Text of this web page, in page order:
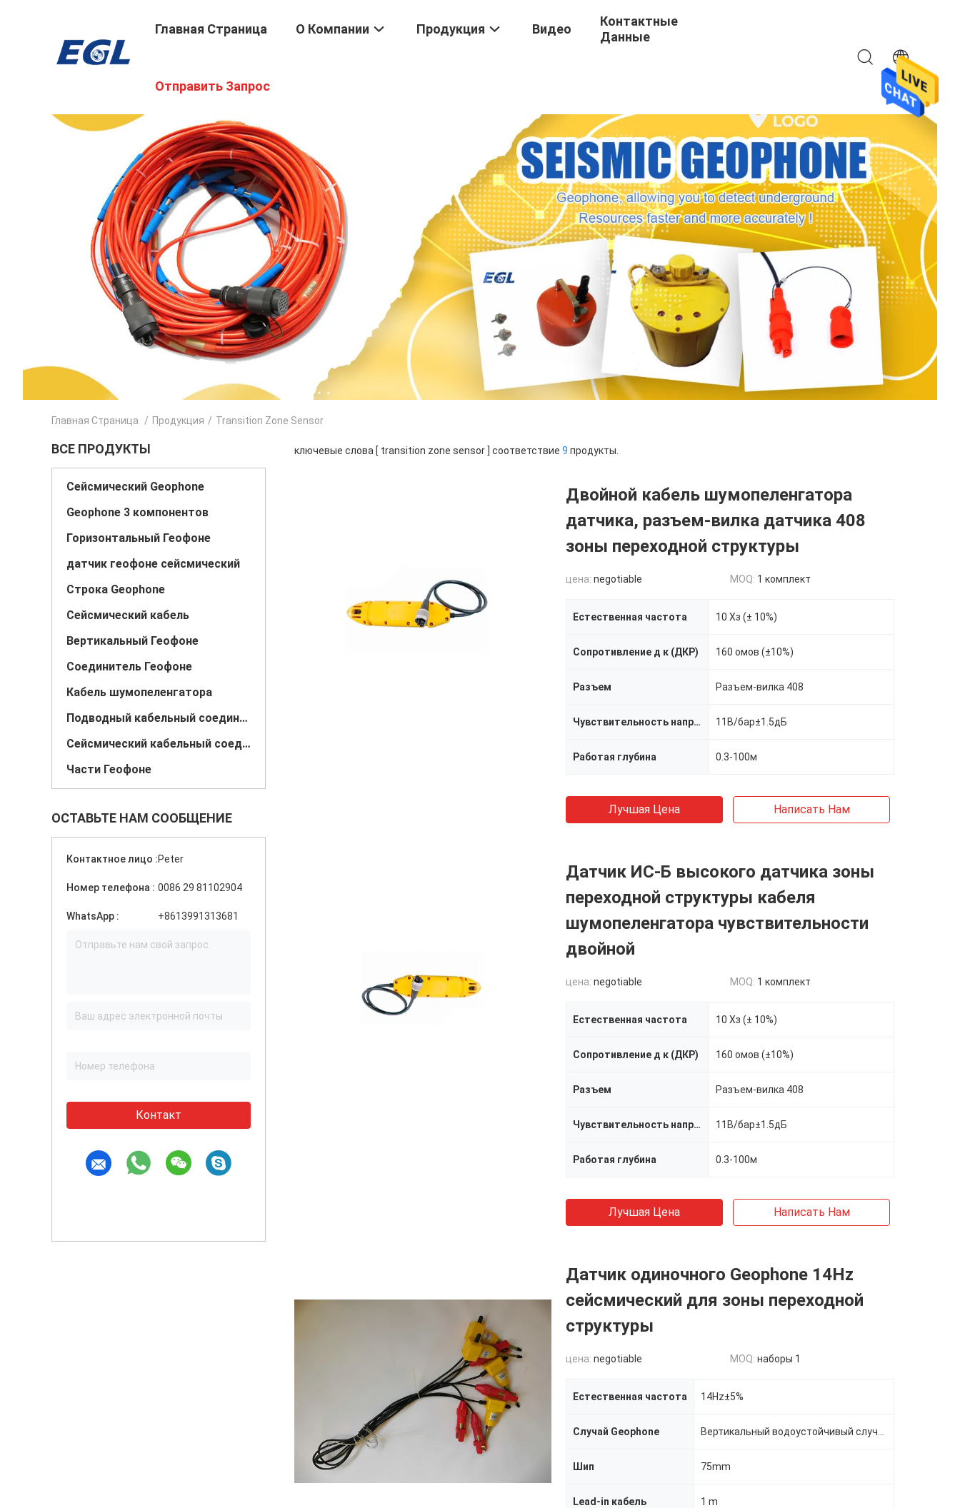
Главная Страница О Компании Продукция Видео
Контактные
Данные
Отправить Запрос
Главная Страница / Продукция / Transition Zone Sensor
ВСЕ ПРОДУКТЫ
Сейсмический Geophone
Geophone 3 компонентов
Горизонтальный Геофоне
датчик геофоне сейсмический
Строка Geophone
Сейсмический кабель
Вертикальный Геофоне
Соединитель Геофоне
Кабель шумопеленгатора
Подводный кабельный соединитель
Сейсмический кабельный соединитель
Части Геофоне
ОСТАВЬТЕ НАМ СООБЩЕНИЕ
Контактное лицо :Peter
Номер телефона : 0086 29 81102904
WhatsApp : +8613991313681
Контакт
ключевые слова [ transition zone sensor ] соответствие 9 продукты.
Двойной кабель шумопеленгатора
датчика, разъем-вилка датчика 408
зоны переходной структуры
цена: negotiable MOQ: 1 комплект
Естественная частота 10 Хз (± 10%)
Сопротивление д к (ДКР) 160 омов (±10%)
Разъем Разъем-вилка 408
Чувствительность напряжения тока 11В/бар±1.5дБ
Работая глубина 0.3-100м
Лучшая Цена Написать Нам
Датчик ИС-Б высокого датчика зоны
переходной структуры кабеля
шумопеленгатора чувствительности
двойной
цена: negotiable MOQ: 1 комплект
Естественная частота 10 Хз (± 10%)
Сопротивление д к (ДКР) 160 омов (±10%)
Разъем Разъем-вилка 408
Чувствительность напряжения тока 11В/бар±1.5дБ
Работая глубина 0.3-100м
Лучшая Цена Написать Нам
Датчик одиночного Geophone 14Hz
сейсмический для зоны переходной
структуры
цена: negotiable MOQ: наборы 1
Естественная частота 14Hz±5%
Случай Geophone
Шип 75mm
Lead-in кабель 1 m